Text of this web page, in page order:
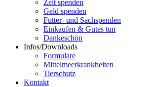
Zeit spenden
Geld spenden
Futter- und Sachspenden
Einkaufen & Gutes tun
Dankeschön
Infos/Downloads
Formulare
Mittelmeerkrankheiten
Tierschutz
Kontakt